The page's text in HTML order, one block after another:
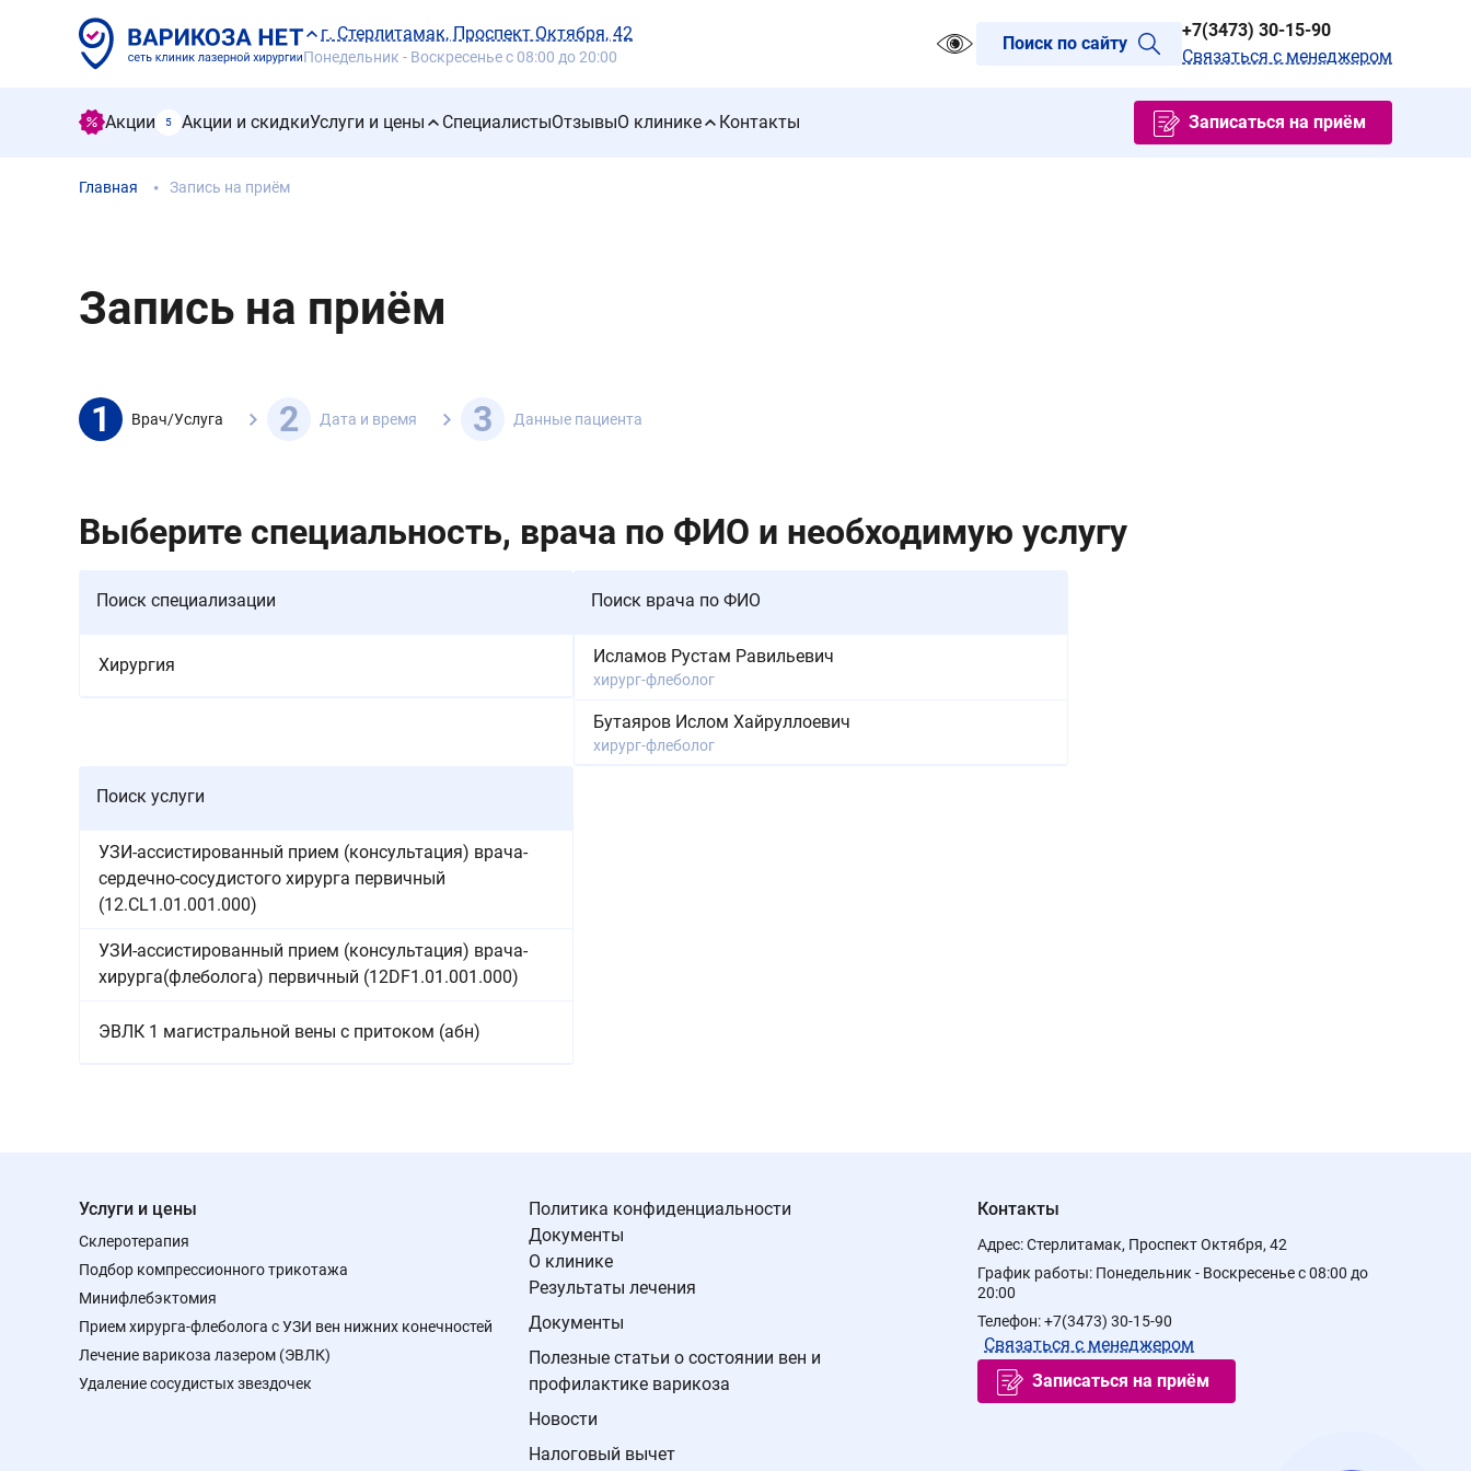
г. Стерлитамак, Проспект Октября, 42
Понедельник - Воскресенье с 08:00 до 20:00
Поиск по сайту
+7(3473) 30-15-90
Связаться с менеджером
Акции 5 Акции и скидкиУслуги и цены СпециалистыОтзывыО клинике Контакты Записаться на приём
Главная Запись на приём
Запись на приём
1 Врач/Услуга 2 Дата и время 3 Данные пациента
Выберите специальность, врача по ФИО и необходимую услугу
Поиск специализации
Хирургия
Поиск врача по ФИО
Исламов Рустам Равильевич
хирург-флеболог
Бутаяров Ислом Хайруллоевич
хирург-флеболог
Поиск услуги
УЗИ-ассистированный прием (консультация) врача-
сердечно-сосудистого хирурга первичный
(12.CL1.01.001.000)
УЗИ-ассистированный прием (консультация) врача-
хирурга(флеболога) первичный (12DF1.01.001.000)
ЭВЛК 1 магистральной вены с притоком (абн)
Услуги и цены
Склеротерапия
Подбор компрессионного трикотажа
Минифлебэктомия
Прием хирурга-флеболога с УЗИ вен нижних конечностей
Лечение варикоза лазером (ЭВЛК)
Удаление сосудистых звездочек
Политика конфиденциальности
Документы
О клинике
Результаты лечения
Документы
Полезные статьи о состоянии вен и
профилактике варикоза
Новости
Налоговый вычет
Контакты
Адрес: Стерлитамак, Проспект Октября, 42
График работы: Понедельник - Воскресенье с 08:00 до
20:00
Телефон: +7(3473) 30-15-90
Связаться с менеджером
Записаться на приём